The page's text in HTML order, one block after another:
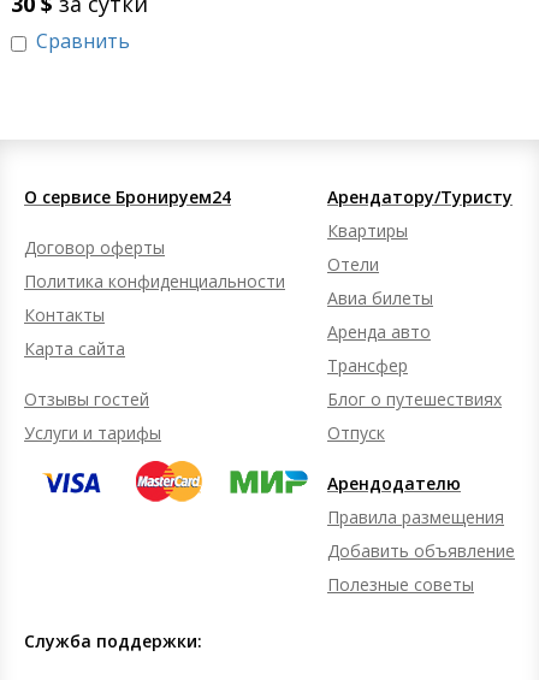
Сравнить
О сервисе Бронируем24
Договор оферты
Политика конфиденциальности
Контакты
Карта сайта
Отзывы гостей
Услуги и тарифы
Арендатору/Туристу
Квартиры
Отели
Авиа билеты
Аренда авто
Трансфер
Блог о путешествиях
Отпуск
Арендодателю
Правила размещения
Добавить объявление
Полезные советы
Служба поддержки: